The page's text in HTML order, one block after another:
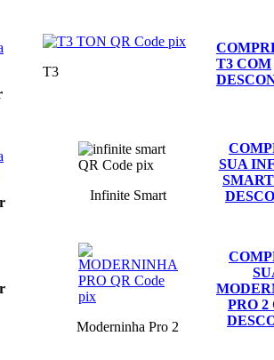
T3
T3 COM
Infinite Smart
SUA
Moderninha Pro 2
PRO 2